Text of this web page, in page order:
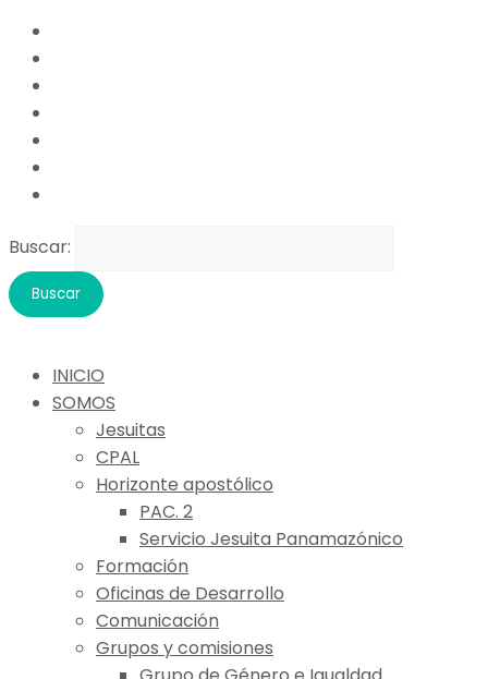
Buscar:
INICIO
SOMOS
Jesuitas
CPAL
Horizonte apostólico
PAC. 2
Servicio Jesuita Panamazónico
Formación
Oficinas de Desarrollo
Comunicación
Grupos y comisiones